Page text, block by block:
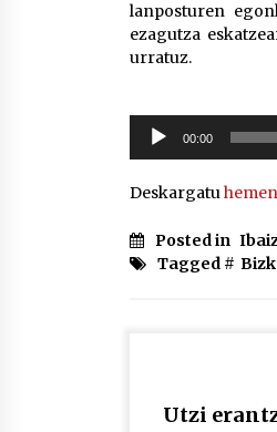
lanposturen
ezagutza
urratuz.
Soinu
erreproduzigailua
00:00
Deskargatuhemen
Posted in
Tagged #
Utzi